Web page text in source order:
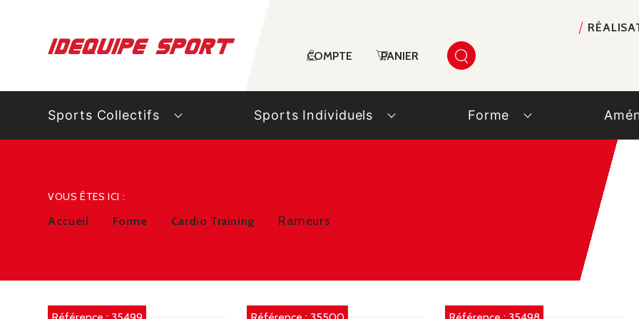
COMPTE PANIER
Sports Collectifs Sports Individuels Forme
VOUS ÊTES ICI :
Accueil Forme Cardio Training Rameurs